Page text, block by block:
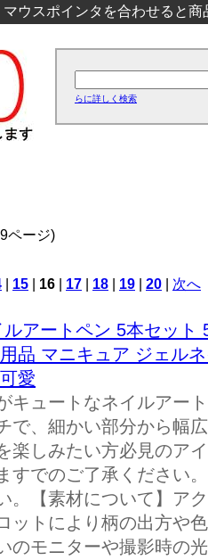
マウスポインタを合わせると
らに詳しく検索
ページ)
15 16 17 18 19 20 次へ
ルアートペン 5本セット
品 マニキュア ジェル
愛
キュートなネイルアー
で、細かい部分から幅
楽しみたい方必見のア
すでのご了承ください
。【素材について】ア
ットにより柄の出方や
のモニターや撮影時の